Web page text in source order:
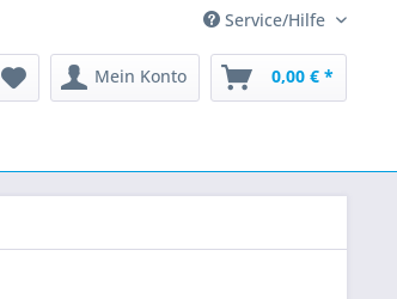
Service/Hilfe
Mein Konto 0,00 € *